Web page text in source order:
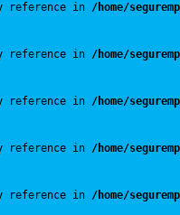
reference in /home/
reference in /home/
reference in /home/
reference in /home/
reference in /home/